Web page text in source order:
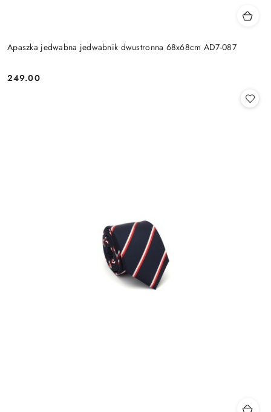
Apaszka jedwabna jedwabnik dwustronna 68x68cm AD7-087
Cena:
249.00